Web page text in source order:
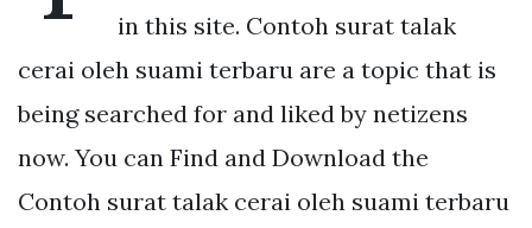
in this site. Contoh surat talak
cerai oleh suami terbaru are a topic that is
being searched for and liked by netizens
now. You can Find and Download the
Contoh surat talak cerai oleh suami terbaru